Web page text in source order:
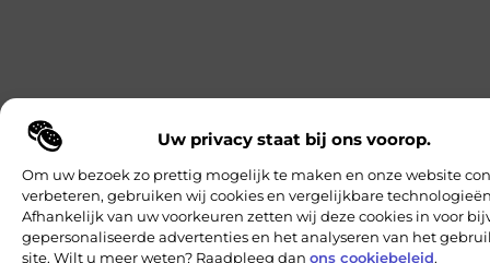
Uw privacy staat bij ons voorop.
Om uw bezoek zo prettig mogelijk te maken en onze website
verbeteren, gebruiken wij cookies en vergelijkbare
Afhankelijk van uw voorkeuren zetten wij deze cookies in voor
gepersonaliseerde advertenties en het analyseren van het
site. Wilt u meer weten? Raadpleeg dan ons cookiebeleid.